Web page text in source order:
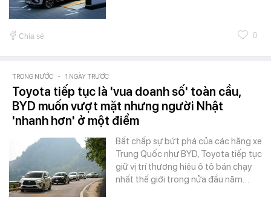
Chia sẻ 0
TRONG NƯỚC - 1 NGÀY TRƯỚC
Toyota tiếp tục là 'vua doanh số' toàn cầu,
BYD muốn vượt mặt nhưng người Nhật
'nhanh hơn' ở một điểm
Bất chấp sự bứt phá của các hãng xe
Trung Quốc như BYD, Toyota tiếp tục
giữ vị trí thương hiệu ô tô bán chạy
nhất thế giới trong nửa đầu năm…